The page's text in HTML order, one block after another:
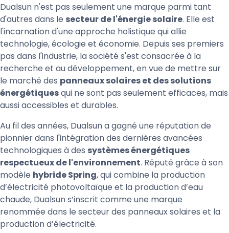
Dualsun n'est pas seulement une marque parmi tant
d'autres dans le secteur de l'énergie solaire. Elle est
l'incarnation d'une approche holistique qui allie
technologie, écologie et économie. Depuis ses premiers
pas dans l'industrie, la société s'est consacrée à la
recherche et au développement, en vue de mettre sur
le marché des panneaux solaires et des solutions
énergétiquesqui ne sont pas seulement efficaces, mais
aussi accessibles et durables.
Au fil des années, Dualsun a gagné une réputation de
pionnier dans l'intégration des dernières avancées
technologiques à des systèmes énergétiques
respectueux de l'environnement. Réputé grâce à son
modèle hybride Spring, qui combine la production
d’électricité photovoltaïque et la production d’eau
chaude, Dualsun s’inscrit comme une marque
renommée dans le secteur des panneaux solaires et la
production d’électricité.